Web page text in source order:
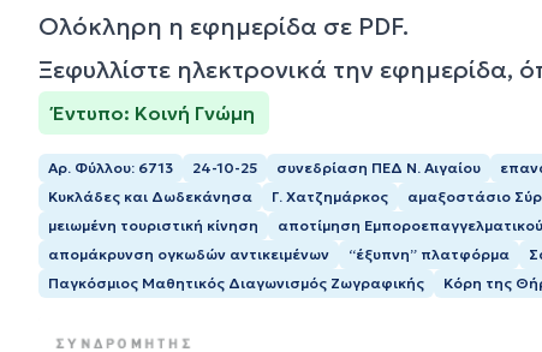
Ολόκληρη η εφημερίδα σε PDF.
Ξεφυλλίστε ηλεκτρονικά την εφημερίδα,
Έντυπο: Κοινή Γνώμη
Αρ. Φύλλου: 6713 24-10-25 συνεδρίαση ΠΕΔ Ν. Αιγαίου
Κυκλάδες και Δωδεκάνησα
Γ. Χατζημάρκος αμαξοστάσιο
μειωμένη τουριστική κίνηση
αποτίμηση Εμποροεπαγγελματικού
απομάκρυνση ογκωδών αντικειμένων
“έξυπνη” πλατφόρμα
Παγκόσμιος Μαθητικός Διαγωνισμός Ζωγραφικής
Κόρη της